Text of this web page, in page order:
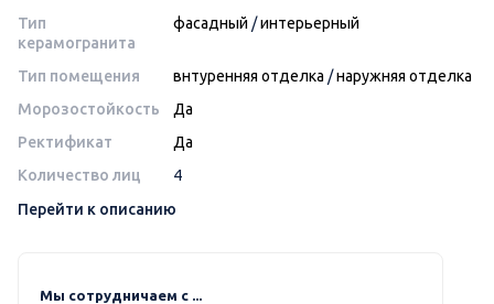
Тип
керамогранита
фасадный /интерьерный
Тип помещения внтуренняя отделка /наружняя отделка
Морозостойкость
Да
Ректификат
Да
Количество лиц
4
Перейти к описанию
Мы сотрудничаем с ...